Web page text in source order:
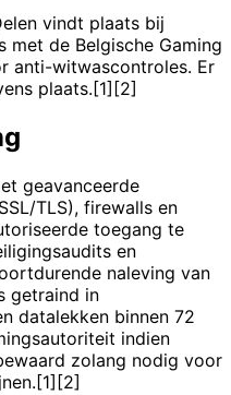
vindt plaats bij
de Belgische Gaming
anti-witwascontroles. Er
plaats.[1][2]
geavanceerde
TLS), firewalls en
toegang te
en
naleving van
getraind in
datalekken binnen 72
indien
zolang nodig voor